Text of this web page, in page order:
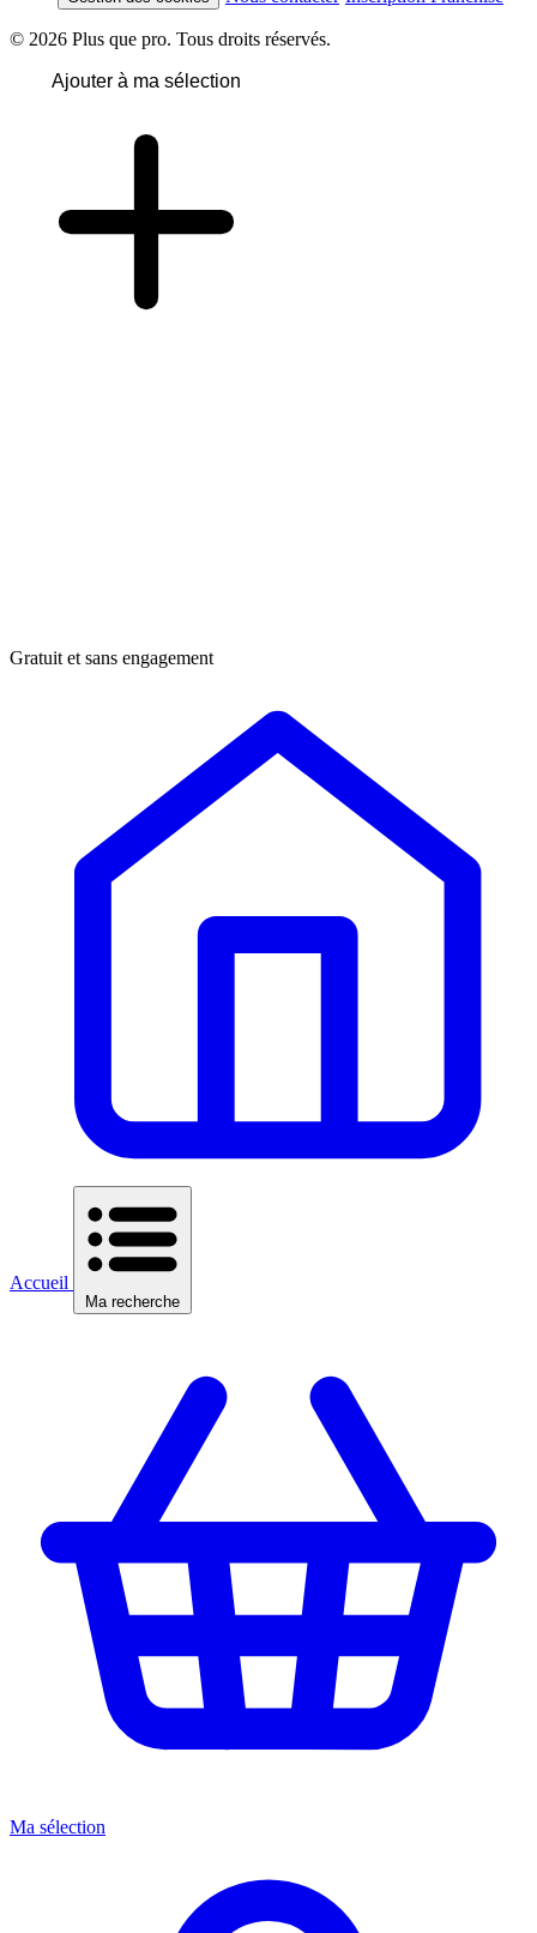
© 2026 Plus que pro. Tous droits réservés.
Ajouter à ma sélection
Gratuit et sans engagement
Accueil
Ma recherche
Ma sélection